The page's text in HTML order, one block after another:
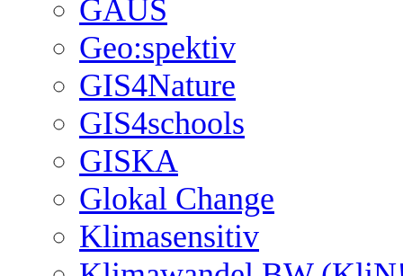
GAUS
Geo:spektiv
GIS4Nature
GIS4schools
GISKA
Glokal Change
Klimasensitiv